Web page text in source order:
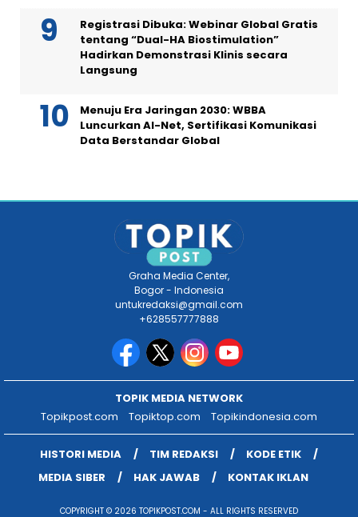
Registrasi Dibuka: Webinar Global Gratis
tentang “Dual-HA Biostimulation”
Hadirkan Demonstrasi Klinis secara
Langsung
Menuju Era Jaringan 2030: WBBA
Luncurkan AI-Net, Sertifikasi Komunikasi
Data Berstandar Global
Graha Media Center,
Bogor - Indonesia
untukredaksi@gmail.com
+628557777888
TOPIK MEDIA NETWORK
Topikpost.com
Topiktop.com Topikindonesia.com
HISTORI MEDIA TIM REDAKSI
KODE ETIK
MEDIA SIBER
HAK JAWAB KONTAK IKLAN
COPYRIGHT © 2026 TOPIKPOST.COM - ALL RIGHTS RESERVED